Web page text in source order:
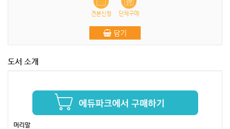
견본신청 단체구매
담기
도서 소개
머리말